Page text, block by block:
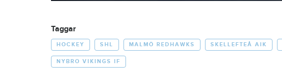
Taggar
HOCKEY SHL MALMÖ REDHAWKS SKELLEFTEÅ AIK
NYBRO VIKINGS IF